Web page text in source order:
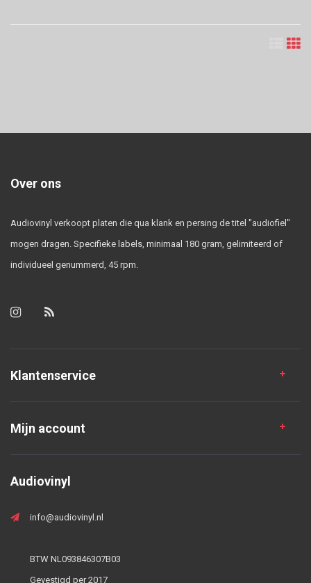
Over ons
Audiovinyl verkoopt platen die qua klank en persing de titel "audiofiel"
mogen dragen. Specifieke labels, minimaal 180 gram, gelimiteerd of
individueel genummerd, 45 rpm.
Klantenservice
Mijn account
Audiovinyl
info@audiovinyl.nl
BTW NL093846307B03
Gevestigd per 2017